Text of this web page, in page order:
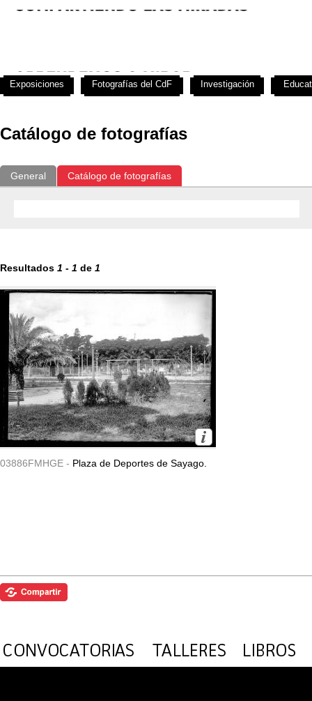
Catálogo de fotografías
General Catálogo de fotografías
Resultados 1 - 1 de 1
03886FMHGE - Plaza de Deportes de Sayago.
Exposiciones Fotografías del CdF Investigación